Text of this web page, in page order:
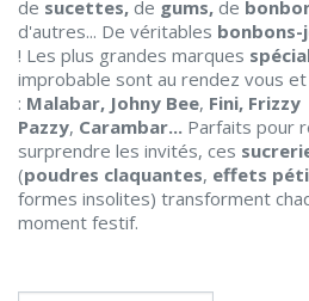
de sucettes, de gums, de
d'autres... De véritables
! Les plus grandes marques
improbable sont au rendez vous
: Malabar, Johny Bee, Fini, Frizzy
Pazzy, Carambar... Parfaits pour
surprendre les invités, ces
(poudres claquantes, effets
formes insolites) transforment
moment festif.